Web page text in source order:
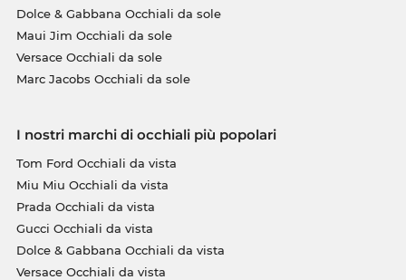
Dolce & Gabbana Occhiali da sole
Maui Jim Occhiali da sole
Versace Occhiali da sole
Marc Jacobs Occhiali da sole
I nostri marchi di occhiali più popolari
Tom Ford Occhiali da vista
Miu Miu Occhiali da vista
Prada Occhiali da vista
Gucci Occhiali da vista
Dolce & Gabbana Occhiali da vista
Versace Occhiali da vista